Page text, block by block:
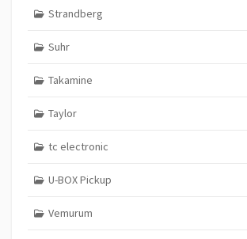
Strandberg
Suhr
Takamine
Taylor
tc electronic
U-BOX Pickup
Vemurum